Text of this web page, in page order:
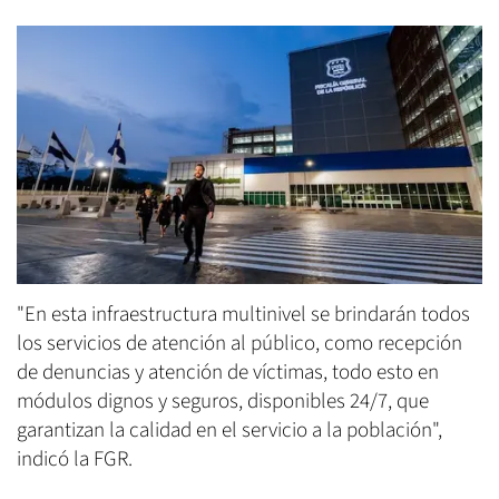
"En esta infraestructura multinivel se brindarán todos
los servicios de atención al público, como recepción
de denuncias y atención de víctimas, todo esto en
módulos dignos y seguros, disponibles 24/7, que
garantizan la calidad en el servicio a la población",
indicó la FGR.